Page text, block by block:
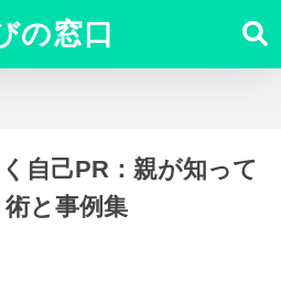
の窓口
自己PR：親が知って
と事例集